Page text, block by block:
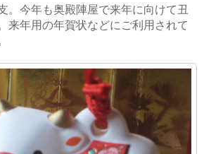
。今年も奥殿陣屋で来年に向けて丑
来年用の年賀状などにご利用されて